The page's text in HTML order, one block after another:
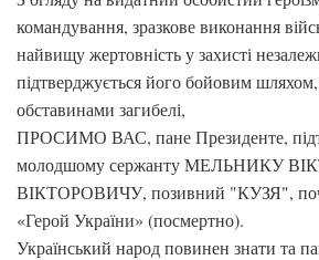
командування, зразкове виконання
найвищу жертовність у захисті
підтверджується його бойовим
обставинами загибелі,
ПРОСИМО ВАС, пане Президенте,
молодшому сержанту МЕЛЬНИКУ
ВІКТОРОВИЧУ, позивний "КУЗЯ",
«Герой України» (посмертно).
Український народ повинен знати та